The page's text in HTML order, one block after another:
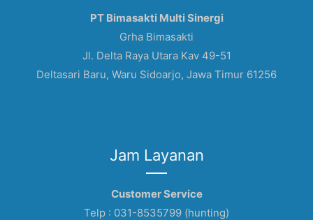
PT Bimasakti Multi Sinergi
Grha Bimasakti
Jl. Delta Raya Utara Kav 49-51
Deltasari Baru, Waru Sidoarjo, Jawa Timur 61256
Jam Layanan
Customer Service
Telp : 031-8535799 (hunting)